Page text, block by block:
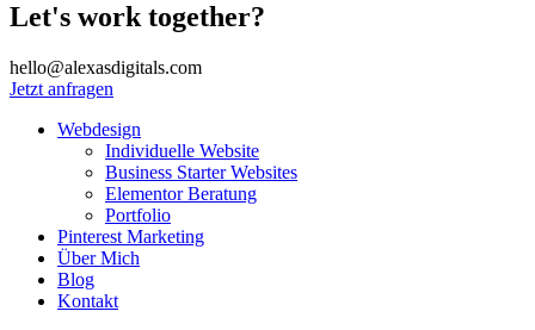
Let's work together?
hello@alexasdigitals.com
Jetzt anfragen
Webdesign
Individuelle Website
Business Starter Websites
Elementor Beratung
Portfolio
Pinterest Marketing
Über Mich
Blog
Kontakt